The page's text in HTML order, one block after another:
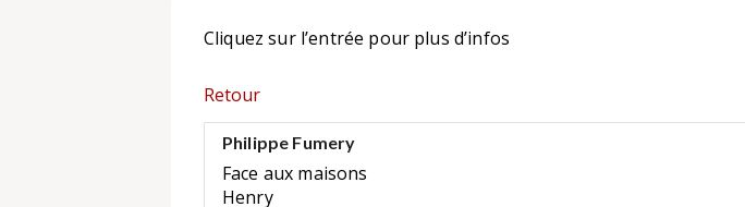
Cliquez sur l’entrée pour plus d’infos
Retour
Philippe Fumery
Face aux maisons
Henry